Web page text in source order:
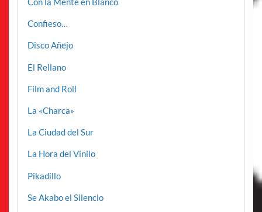
Confieso…
Disco Añejo
El Rellano
Film and Roll
La «Charca»
La Ciudad del Sur
La Hora del Vinilo
Pikadillo
Se Akabo el Silencio